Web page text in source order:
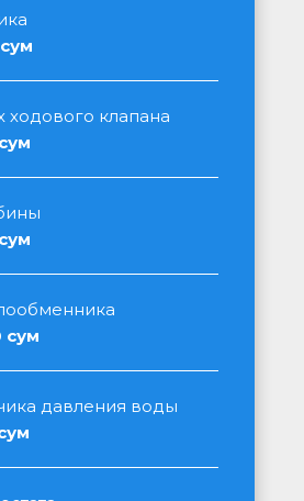
ходового клапана
сум
давления воды